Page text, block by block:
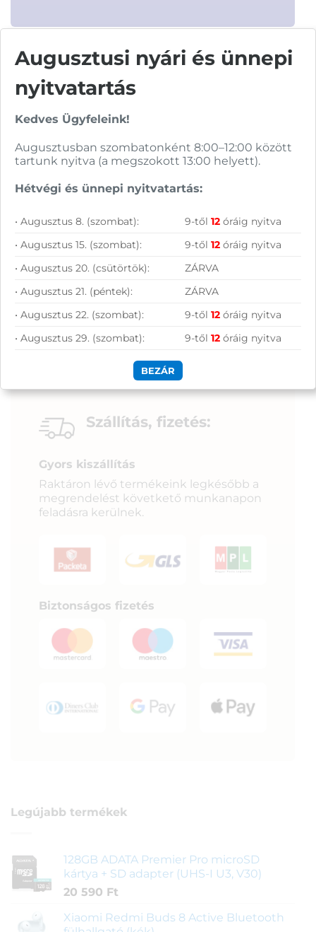
Vásárolj nálunk!
Garanciavállalás
Hűségprogram
50 000 Ft felett ingyenes szállítás
Szolgáltatásaink vállalkozásoknak
Szállítás, fizetés:
Gyors kiszállítás
Raktáron lévő termékeink legkésőbb a
megrendelést követkető munkanapon
feladásra kerülnek.
Biztonságos fizetés
Legújabb termékek
128GB ADATA Premier Pro microSD
kártya + SD adapter (UHS-I U3, V30)
20 590 Ft
Xiaomi Redmi Buds 8 Active Bluetooth
Augusztusi nyári és ünnepi
nyitvatartás
Kedves Ügyfeleink!
Augusztusban szombatonként 8:00–12:00 között
tartunk nyitva (a megszokott 13:00 helyett).
Hétvégi és ünnepi nyitvatartás:
• Augusztus 8. (szombat): 9-től12 óráig nyitva
• Augusztus 15. (szombat):
9-től12 óráig nyitva
• Augusztus 20. (csütörtök):
ZÁRVA
• Augusztus 21. (péntek):
ZÁRVA
• Augusztus 22. (szombat):
9-től12 óráig nyitva
• Augusztus 29. (szombat):
9-től12 óráig nyitva
BEZÁR